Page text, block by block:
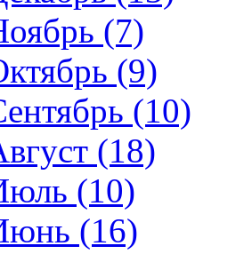
(7)
(9)
(10)
(18)
(10)
(16)